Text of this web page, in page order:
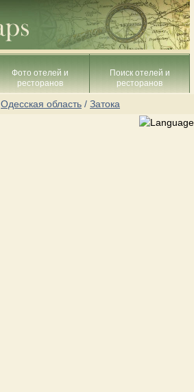
Фото отелей и
ресторанов
Поиск отелей и
ресторанов
Одесская область / Затока